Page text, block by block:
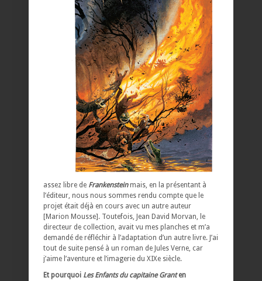
assez libre de Frankensteinmais, en la présentant à
l’éditeur, nous nous sommes rendu compte que le
projet était déjà en cours avec un autre auteur
[Marion Mousse]. Toutefois, Jean David Morvan, le
directeur de collection, avait vu mes planches et m’a
demandé de réfléchir à l’adaptation d’un autre livre. J’ai
tout de suite pensé à un roman de Jules Verne, car
j’aime l’aventure et l’imagerie du XIXe siècle.
Et pourquoi Les Enfants du capitaine Granten